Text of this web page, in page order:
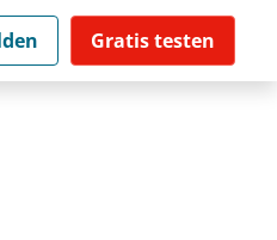
Gratis testen